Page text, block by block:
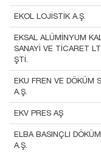
EKOL LOJİSTİK A.Ş.
EKSAL ALÜMİNYUM
SANAYİ VE TİCARET
ŞTİ.
EKU FREN VE DÖKÜM
A.Ş.
EKV PRES AŞ
ELBA BASINÇLI
A.Ş.